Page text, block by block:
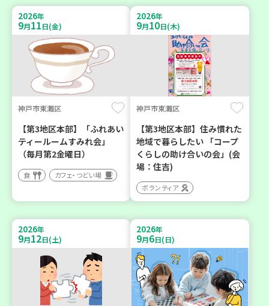
2026年
9月11日(金)
神戸市東灘区
【第3地区本部】「ふれあい
ティールームすみれ会」
（毎月第2金曜日）
食 カフェ・つどい場
2026年
9月10日(木)
神戸市東灘区
【第3地区本部】住み慣れた
地域で暮らしたい 「コープ
くらしの助け合いの会」(会
場：住吉)
ボランティア
2026年
9月12日(土)
2026年
9月6日(日)